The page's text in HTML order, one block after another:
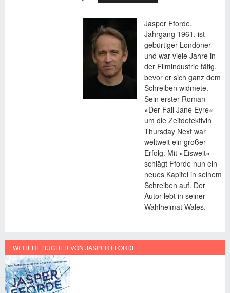
Jasper Fforde,
Jahrgang 1961, ist
gebürtiger Londoner
und war viele Jahre in
der Filmindustrie tätig,
bevor er sich ganz dem
Schreiben widmete.
Sein erster Roman
»Der Fall Jane Eyre«
um die Zeitdetektivin
Thursday Next war
weltweit ein großer
Erfolg. Mit »Eiswelt«
schlägt Fforde nun ein
neues Kapitel in seinem
Schreiben auf. Der
Autor lebt in seiner
Wahlheimat Wales.
WEITERE BÜCHER VON JASPER FFORDE